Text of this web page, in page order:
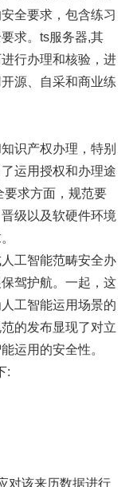
全要求，包含练习
求。ts服务器,其
行办理和核验，进
源、自采和商业练
识产权办理，特别
运用授权和办理途
要求方面，规范要
级以及软硬件环境
工智能范畴安全办
驾护航。一起，这
工智能运用场景的
的发布显现了对立
运用的安全性。
:
对该来历数据进行